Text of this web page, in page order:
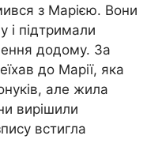
з Марією. Вони
і підтримали
додому. За
до Марії, яка
але жила
вирішили
встигла